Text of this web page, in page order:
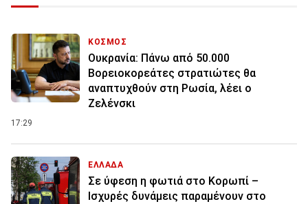
ΚΟΣΜΟΣ
Ουκρανία: Πάνω από 50.000
Βορειοκορεάτες στρατιώτες θα
αναπτυχθούν στη Ρωσία, λέει ο
Ζελένσκι
17:29
ΕΛΛΑΔΑ
Σε ύφεση η φωτιά στο Κορωπί –
Ισχυρές δυνάμεις παραμένουν στο